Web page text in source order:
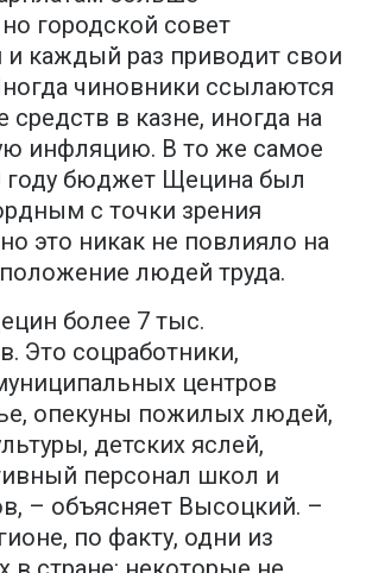
городской совет
и каждый раз приводит свои
чиновники ссылаются
средств в казне, иногда на
инфляцию. В то же самое
году бюджет Щецина был
с точки зрения
это никак не повлияло на
людей труда.
более 7 тыс.
Это соцработники,
центров
опекуны пожилых людей,
детских яслей,
персонал школ и
– объясняет Высоцкий. –
по факту, одни из